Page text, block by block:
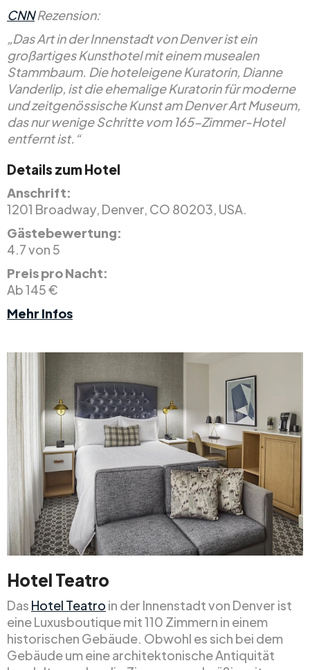
CNNRezension:
„Das Art in der Innenstadt von Denver ist ein
großartiges Kunsthotel mit einem musealen
Stammbaum. Die hoteleigene Kuratorin, Dianne
Vanderlip, ist die ehemalige Kuratorin für moderne
und zeitgenössische Kunst am Denver Art Museum,
das nur wenige Schritte vom 165-Zimmer-Hotel
entfernt ist.“
Details zum Hotel
Anschrift:
1201 Broadway, Denver, CO 80203, USA.
Gästebewertung:
4.7 von 5
Preis pro Nacht:
Ab 145 €
Mehr Infos
Hotel Teatro
Das Hotel Teatro in der Innenstadt von Denver ist
eine Luxusboutique mit 110 Zimmern in einem
historischen Gebäude. Obwohl es sich bei dem
Gebäude um eine architektonische Antiquität